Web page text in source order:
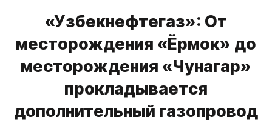
«Узбекнефтегаз»: От
месторождения «Ёрмок» до
месторождения «Чунагар»
прокладывается
дополнительный газопровод